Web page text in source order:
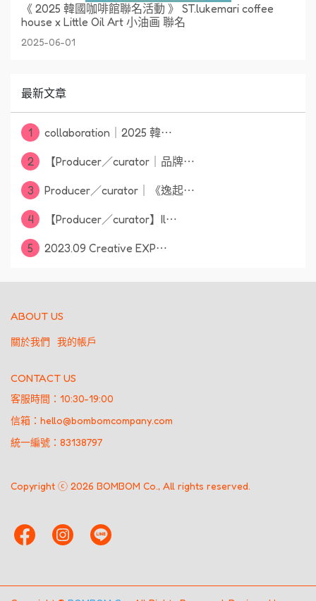
《 2025 韓國咖啡館聯名活動 》 ST.lukemari coffee
house x Little Oil Art 小油画 聯名
2025-06-01
最新文章
1 collaboration｜2025 韓⋯
2 【Producer／curator｜品牌⋯
3 Producer／curator｜《逸起⋯
4 【Producer／curator】Il⋯
5 2023.09 Creative EXP⋯
ABOUT US
關於我們 我的帳戶
CONTACT US
客服時間：10:30-19:00
信箱：hello@bombomcompany.com
統一編號：83138797
Copyright ⓒ 2026 BOMBOM Co., All rights reserved.